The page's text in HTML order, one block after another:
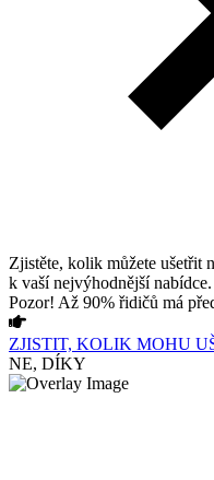
Zjistěte, kolik můžete ušetřit
k vaší nejvýhodnější nabídce.
Pozor! Až 90% řidičů má
ZJISTIT, KOLIK MOHU
NE, DÍKY